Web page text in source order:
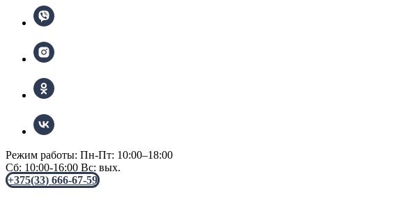
Режим работы: Пн-Пт: 10:00–18:00
Сб: 10:00-16:00 Вс: вых.
+375(33) 666-67-59